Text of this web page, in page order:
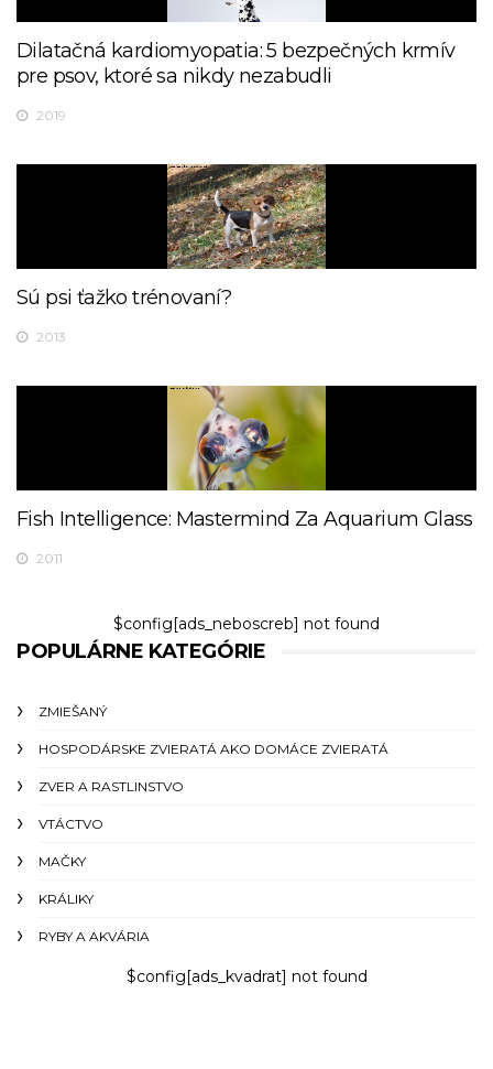
Dilatačná kardiomyopatia: 5 bezpečných krmív
pre psov, ktoré sa nikdy nezabudli
2019
Sú psi ťažko trénovaní?
2013
Fish Intelligence: Mastermind Za Aquarium Glass
2011
$config[ads_neboscreb] not found
POPULÁRNE KATEGÓRIE
ZMIEŠANÝ
HOSPODÁRSKE ZVIERATÁ AKO DOMÁCE ZVIERATÁ
ZVER A RASTLINSTVO
VTÁCTVO
MAČKY
KRÁLIKY
RYBY A AKVÁRIA
$config[ads_kvadrat] not found